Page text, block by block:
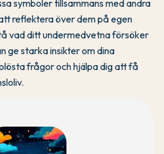
symboler tillsammans med andra
reflektera över dem på egen
vad ditt undermedvetna försöker
ge starka insikter om dina
frågor och hjälpa dig att få